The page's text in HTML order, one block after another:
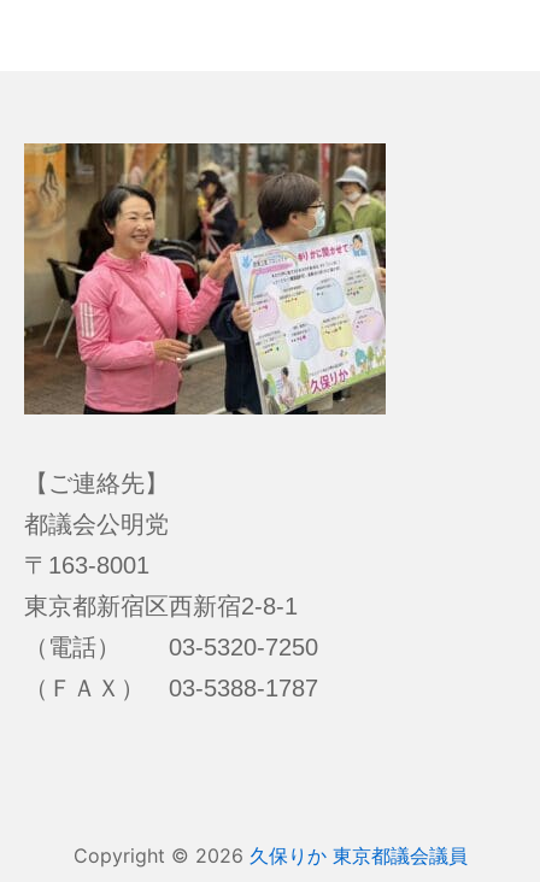
【ご連絡先】
都議会公明党
〒163-8001
東京都新宿区西新宿2-8-1
（電話） 03-5320-7250
（ＦＡＸ） 03-5388-1787
Copyright © 2026 久保りか 東京都議会議員